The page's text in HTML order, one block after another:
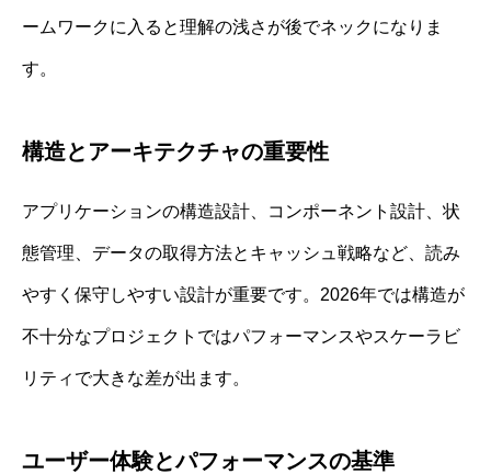
ームワークに入ると理解の浅さが後でネックになりま
す。
構造とアーキテクチャの重要性
アプリケーションの構造設計、コンポーネント設計、状
態管理、データの取得方法とキャッシュ戦略など、読み
やすく保守しやすい設計が重要です。2026年では構造が
不十分なプロジェクトではパフォーマンスやスケーラビ
リティで大きな差が出ます。
ユーザー体験とパフォーマンスの基準